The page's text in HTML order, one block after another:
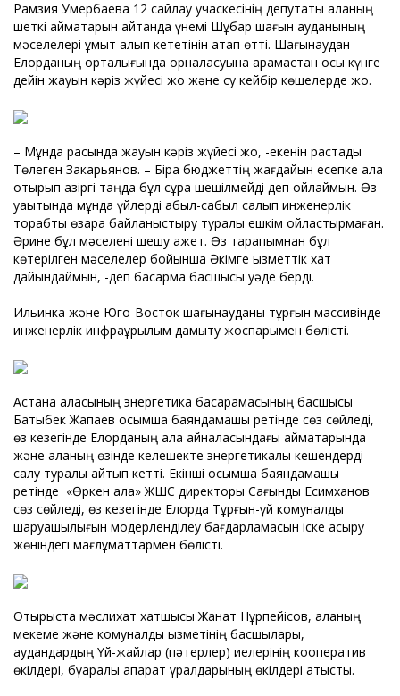
Рамзия Умербаева 12 сайлау учаскесінің депутаты қаланың
шеткі аймақтарын айтқанда үнемі Шұбар шағын ауданының
мәселелері ұмыт қалып кететінін атап өтті. Шағынаудан
Елорданың орталығында орналасуына қарамастан осы күнге
дейін жауын кәріз жүйесі жоқ және су кейбір көшелерде жоқ.
– Мұнда расында жауын кәріз жүйесі жоқ, -екенін растады
Төлеген Закарьянов. – Бірақ бюджеттің жағдайын есепке ала
отырып қазіргі таңда бұл сұрақ шешілмейді деп ойлаймын. Өз
уақытында мұнда үйлерді абыл-сабыл салып инженерлік
торабты өзара байланыстыру туралы ешкім ойластырмаған.
Әрине бұл мәселені шешу қажет. Өз тарапымнан бұл
көтерілген мәселелер бойынша Әкімге қызметтік хат
дайындаймын, -деп басқарма басшысы уәде берді.
Ильинка және Юго-Восток шағынауданы тұрғын массивінде
инженерлік инфрақұрылым дамыту жоспарымен бөлісті.
Астана қаласының энергетика басқарамасының басшысы
Бақтыбек Жапаев қосымша баяндамашы ретінде сөз сөйледі,
өз кезегінде Елорданың қала айналасындағы аймақтарында
және қаланың өзінде келешекте энергетикалық кешендерді
салу туралы айтып кетті. Екінші қосымша баяндамашы
ретінде «Өркен қала» ЖШС директоры Сағындық Есимханов
сөз сөйледі, өз кезегінде Елорда Тұрғын-үй комуналдық
шаруашылығын модерленділеу бағдарламасын іске асыру
жөніндегі мағлұматтармен бөлісті.
Отырыста мәслихат хатшысы Жанат Нұрпейісов, қаланың
мекеме және комуналдық қызметінің басшылары,
аудандардың Үй-жайлар (пәтерлер) иелерiнiң кооператив
өкілдері, бұқаралық ақпарат құралдарының өкілдері қатысты.